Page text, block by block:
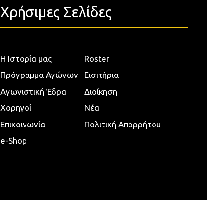
Χρήσιμες Σελίδες
Η Ιστορία μας
Roster
Πρόγραμμα Αγώνων
Εισιτήρια
Αγωνιστική Έδρα
Διοίκηση
Χορηγοί
Νέα
Επικοινωνία
Πολιτική Απορρήτου
e-Shop